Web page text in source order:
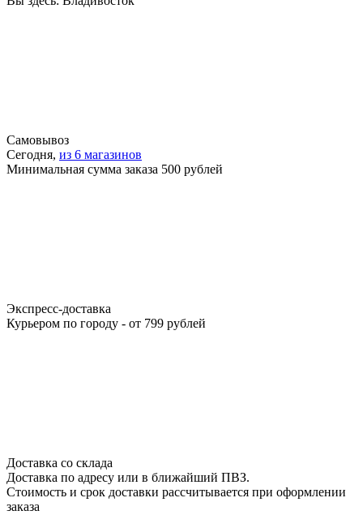
Самовывоз
Сегодня, из 6 магазинов
Минимальная сумма заказа 500 рублей
Экспресс-доставка
Курьером по городу - от 799 рублей
Доставка со склада
Доставка по адресу или в ближайший ПВЗ.
Стоимость и срок доставки рассчитывается при оформлении
заказа